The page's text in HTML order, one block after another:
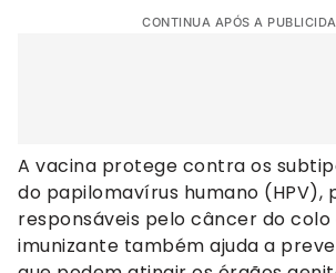
CONTINUA APÓS A
A vacina protege contra os
do papilomavírus humano (HPV),
responsáveis pelo câncer do colo
imunizante também ajuda a